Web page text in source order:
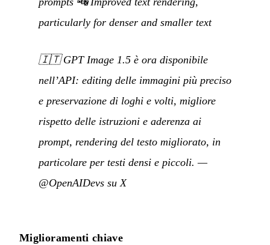
particularly for denser and smaller text
🇮🇹GPT Image 1.5 è ora disponibile
nell’API: editing delle immagini più preciso
e preservazione di loghi e volti, migliore
rispetto delle istruzioni e aderenza ai
prompt, rendering del testo migliorato, in
particolare per testi densi e piccoli. —
@OpenAIDevs su X
Miglioramenti chiave